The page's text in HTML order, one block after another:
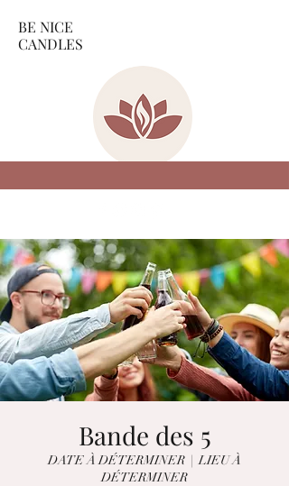
BE NICE
CANDLES
Bande des 5
DATE À DÉTERMINER
  |
LIEU À
DÉTERMINER